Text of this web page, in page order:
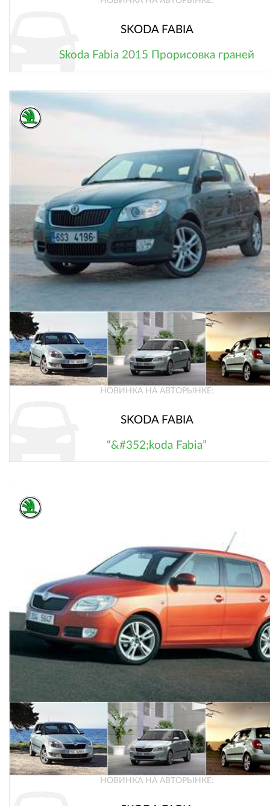
SKODA FABIA
Skoda Fabia 2015 Прорисовка граней
НОВИНКА НА АВТОРЫНКЕ:
SKODA FABIA
“&#352;koda Fabia”
НОВИНКА НА АВТОРЫНКЕ: